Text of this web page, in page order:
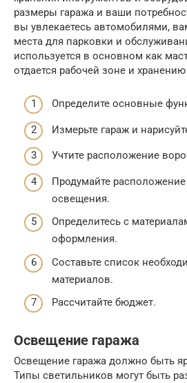
размеры гаража и ваши
вы увлекаетесь автомобилями,
места для парковки и
используется в основном как
отдается рабочей зоне и
Определите основные
Измерьте гараж и
Учтите расположение
Продумайте расположение
освещения.
Определитесь с
оформления.
Составьте список
материалов.
Рассчитайте бюджет.
Освещение гаража
Освещение гаража должно быть
Типы светильников могут быть